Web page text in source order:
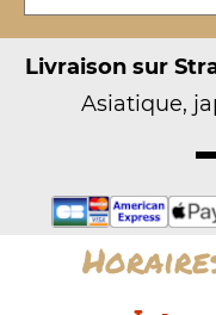
Livraison sur
Asiatique,